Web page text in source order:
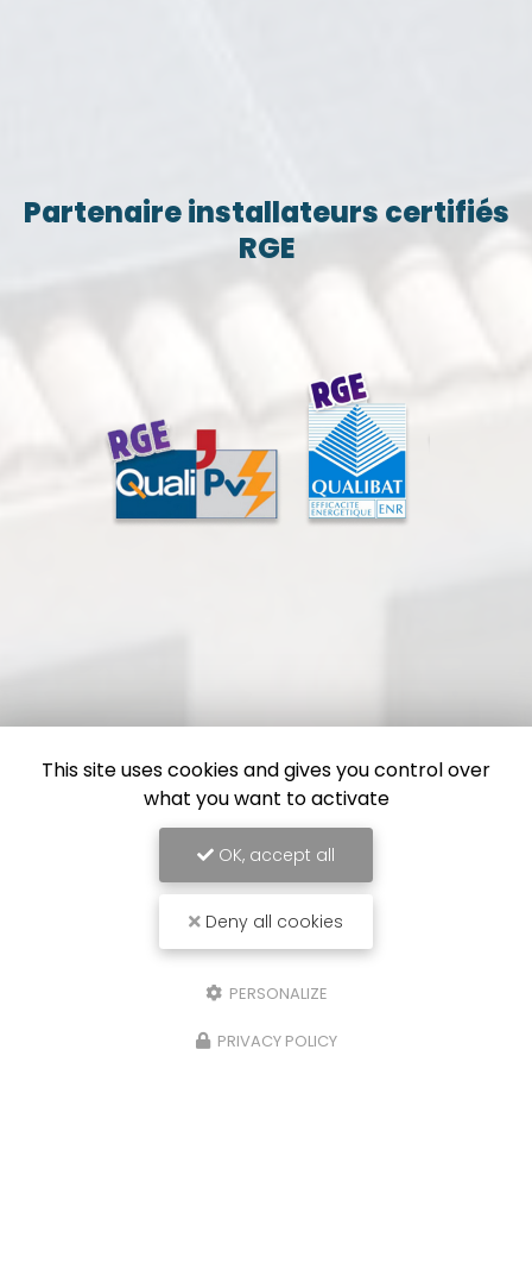
Partenaire installateurs certifiés
RGE
This site uses cookies and gives you control over
what you want to activate
OK, accept all
Deny all cookies
PERSONALIZE
PRIVACY POLICY